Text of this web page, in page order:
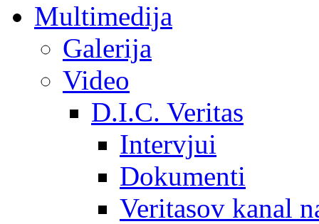
Multimedija
Galerija
Video
D.I.C. Veritas
Intervjui
Dokumenti
Veritasov kanal